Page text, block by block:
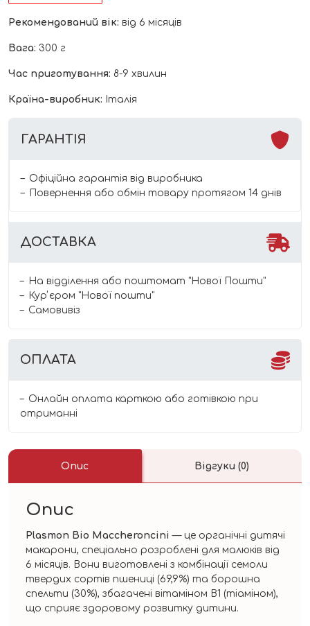
Рекомендований вік: від 6 місяців
Вага: 300 г
Час приготування: 8-9 хвилин
Країна-виробник: Італія
ГАРАНТІЯ
Офіційна гарантія від виробника
Повернення або обмін товару протягом 14 днів
ДОСТАВКА
На відділення або поштомат "Нової Пошти"
Курʼєром "Нової пошти"
Самовивіз
ОПЛАТА
Онлайн оплата карткою або готівкою при
отриманні
Опис Відгуки (0)
Опис
Plasmon Bio Maccheroncini — це органічні дитячі
макарони, спеціально розроблені для малюків від
6 місяців. Вони виготовлені з комбінації семоли
твердих сортів пшениці (69,9%) та борошна
спельти (30%), збагачені вітаміном B1 (тіаміном),
що сприяє здоровому розвитку дитини.